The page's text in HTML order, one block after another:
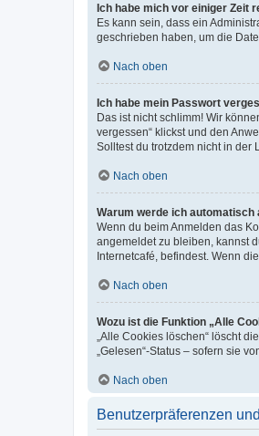
Ich habe mich vor einiger Zeit
Es kann sein, dass ein
geschrieben haben, um die
Nach oben
Ich habe mein Passwort
Das ist nicht schlimm! Wir
vergessen“ klickst und den
Solltest du trotzdem nicht in der
Nach oben
Warum werde ich automatisch
Wenn du beim Anmelden das
angemeldet zu bleiben, kannst
Internetcafé, befindest. Wenn
Nach oben
Wozu ist die Funktion „Alle
„Alle Cookies löschen“ löscht
„Gelesen“-Status – sofern sie
Nach oben
Benutzerpräferenzen